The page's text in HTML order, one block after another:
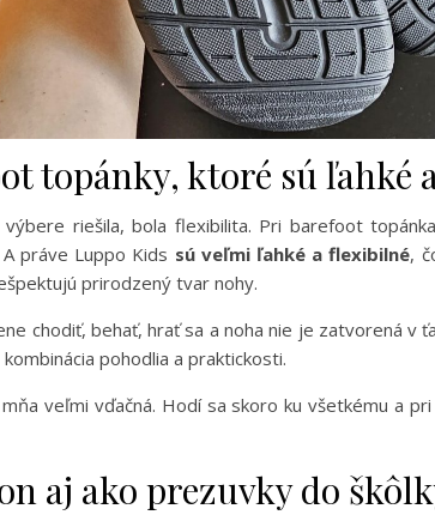
topánky, ktoré sú ľahké
riešila, bola flexibilita. Pri barefoot
práve Luppo Kids sú veľmi ľahké a flexibilné,
prirodzený tvar nohy.
chodiť, behať, hrať sa a noha nie je zatvorená v
pohodlia a praktickosti.
veľmi vďačná. Hodí sa skoro ku všetkému a
aj ako prezuvky do